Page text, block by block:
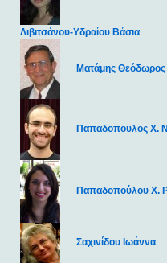
Λιβιτσάνου-Υδραίου Βάσια
Ματάμης Θεόδωρος
Παπαδοπουλος Χ.
Παπαδοπούλου Χ.
Σαχινίδου Ιωάννα